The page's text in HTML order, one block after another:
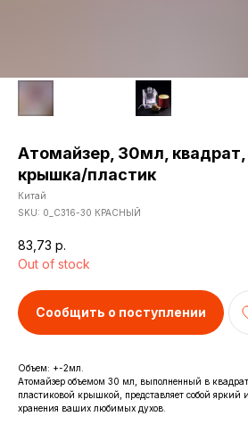
Атомайзер, 30мл, квадрат,
крышка/пластик
Китай
SKU: 0_С316-30 КРАСНЫЙ
83,73 р.
Out of stock
Сообщить о поступлении
Объем: +-2мл.
Атомайзер объемом 30 мл, выполненный в
пластиковой крышкой, представляет собой яркий
хранения ваших любимых духов.